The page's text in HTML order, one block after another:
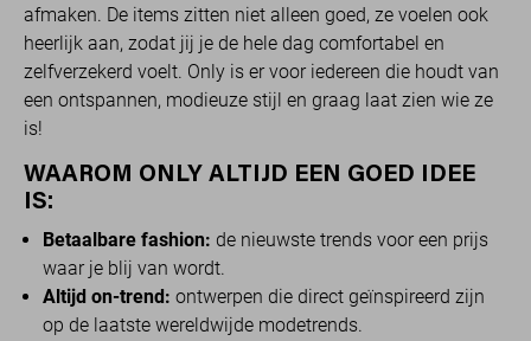
afmaken. De items zitten niet alleen goed, ze voelen ook
heerlijk aan, zodat jij je de hele dag comfortabel en
zelfverzekerd voelt. Only is er voor iedereen die houdt van
een ontspannen, modieuze stijl en graag laat zien wie ze
is!
WAAROM ONLY ALTIJD EEN GOED IDEE
IS:
Betaalbare fashion: de nieuwste trends voor een prijs
waar je blij van wordt.
Altijd on-trend: ontwerpen die direct geïnspireerd zijn
op de laatste wereldwijde modetrends.